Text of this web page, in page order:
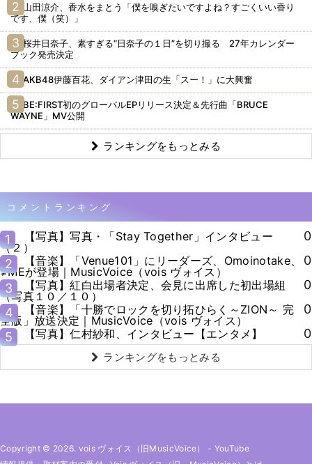
山田涼介、香水をまとう「僕を嗅ぎたいですよね？すごくいい香り
です、僕（笑）」
桜井日奈子、素すぎる“日奈子の１日”を切り撮る 27年カレンダー
ブック発売決定
AKB48伊藤百花、ダイアン津田の生「スー！」に大興奮
BE:FIRST初のグローバルEPリリース決定＆先行曲「BRUCE
WAYNE」MV公開
ランキングをもっとみる
コメントランキング
1
【写真】写真・「Stay Together」インタビュー
（２）
0
2
【音楽】「Venue101」にリーダーズ、Omoinotake、
≠MEが登場｜MusicVoice（vois ヴォイス）
0
3
【写真】紅白出場者決定、会見に出席した初出場組
（写真１０／１０）
0
4
【音楽】「十勝でロックを切り拓ひらく～ZION～ 完
全版」放送決定｜MusicVoice（vois ヴォイス）
0
5
【写真】仁村紗和、インタビュー【エンタメ】 0
ランキングをもっとみる
Copyright © 2026. vois ヴォイス（旧MusicVoice） - YouTube